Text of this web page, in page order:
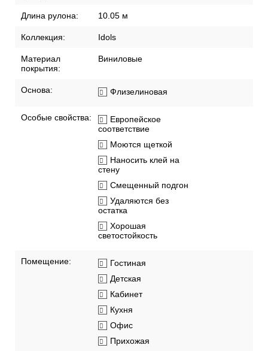
Длина рулона: 10.05 м
Коллекция: Idols
Материал
покрытия:
Виниловые
Основа: Флизелиновая
Особые свойства:
Европейское
соответствие
Моются щеткой
Наносить клей на
стену
Смещенный подгон
Удаляются без
остатка
Хорошая
светостойкость
Помещение:
Гостиная
Детская
Кабинет
Кухня
Офис
Прихожая